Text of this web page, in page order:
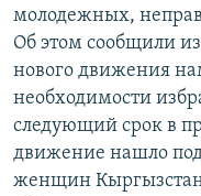
ЫҢГАЙСЫЗ СУРООЛОР
ЭЕ/АРнун бардык
молодежных,
Об этом сообщили
нового движения
необходимости
следующий срок в
движение нашло
женщин